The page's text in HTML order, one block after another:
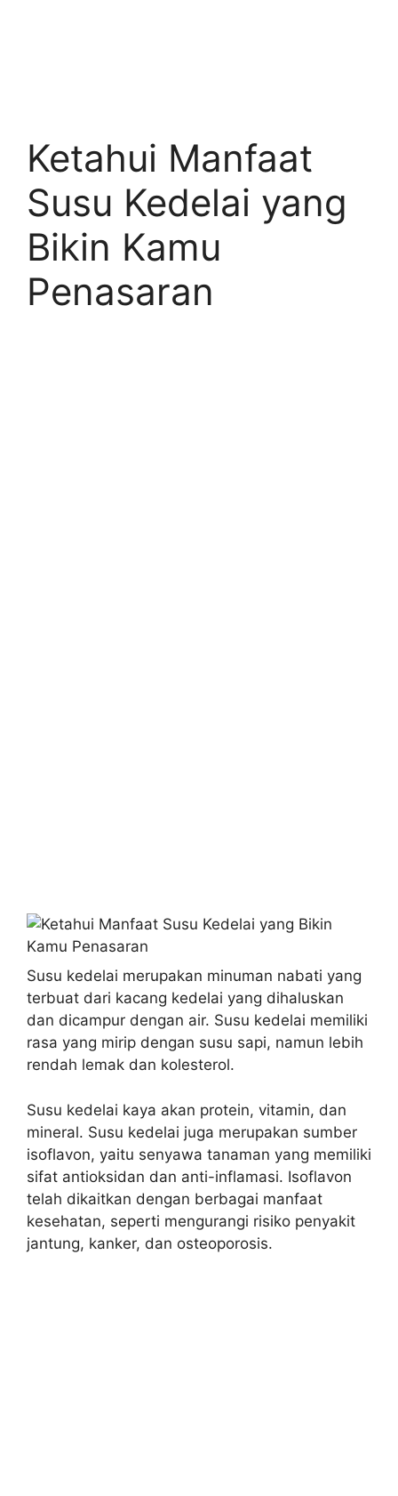
Ketahui Manfaat
Susu Kedelai yang
Bikin Kamu
Penasaran
Susu kedelai merupakan minuman nabati yang
terbuat dari kacang kedelai yang dihaluskan
dan dicampur dengan air. Susu kedelai memiliki
rasa yang mirip dengan susu sapi, namun lebih
rendah lemak dan kolesterol.
Susu kedelai kaya akan protein, vitamin, dan
mineral. Susu kedelai juga merupakan sumber
isoflavon, yaitu senyawa tanaman yang memiliki
sifat antioksidan dan anti-inflamasi. Isoflavon
telah dikaitkan dengan berbagai manfaat
kesehatan, seperti mengurangi risiko penyakit
jantung, kanker, dan osteoporosis.